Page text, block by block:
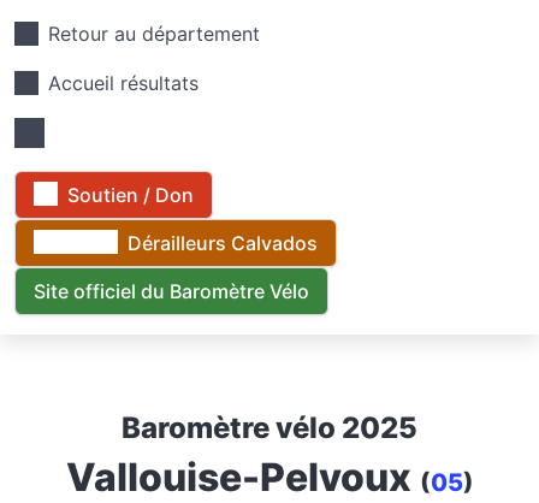
Retour au département
Accueil résultats
Soutien / Don
Dérailleurs Calvados
Site officiel du Baromètre Vélo
Baromètre vélo 2025
Vallouise-Pelvoux (05)